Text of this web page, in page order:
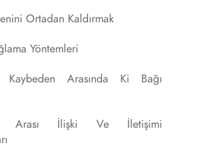
Ortadan Kaldırmak
Yöntemleri
Kaybeden Arasında Ki Bağı
Arası İlişki Ve İletişimi